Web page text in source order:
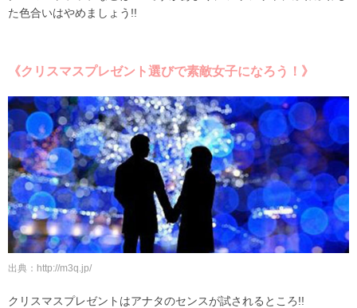
た色合いはやめましょう!!
《クリスマスプレゼント選びで素敵女子になろう！》
出典：http://m3q.jp/
クリスマスプレゼントはアナタのセンスが試されるところ!!